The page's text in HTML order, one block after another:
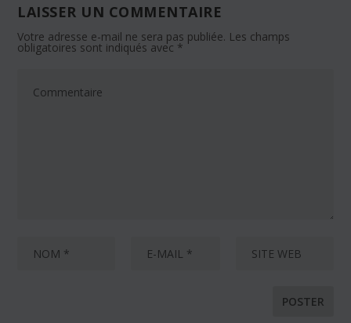
LAISSER UN COMMENTAIRE
Votre adresse e-mail ne sera pas publiée. Les champs
obligatoires sont indiqués avec *